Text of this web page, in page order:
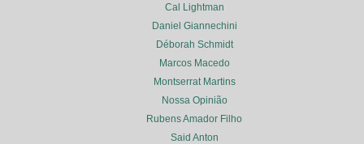
Cal Lightman
Daniel Giannechini
Déborah Schmidt
Marcos Macedo
Montserrat Martins
Nossa Opinião
Rubens Amador Filho
Said Anton